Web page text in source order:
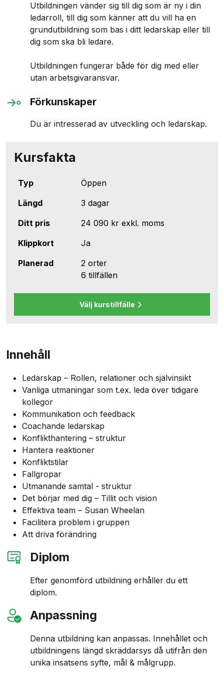
Utbildningen vänder sig till dig som är ny i din
ledarroll, till dig som känner att du vill ha en
grundutbildning som bas i ditt ledarskap eller till
dig som ska bli ledare.
Utbildningen fungerar både för dig med eller
utan arbetsgivaransvar.
Förkunskaper
Du är intresserad av utveckling och ledarskap.
Kursfakta
Typ
Öppen
Längd
3 dagar
Ditt pris
24 090 kr exkl. moms
Klippkort
Ja
Planerad
2 orter
6 tillfällen
Välj kurstillfälle
Innehåll
Ledarskap – Rollen, relationer och självinsikt
Vanliga utmaningar som t.ex. leda över tidigare
kollegor
Kommunikation och feedback
Coachande ledarskap
Konflikthantering – struktur
Hantera reaktioner
Konfliktstilar
Fallgropar
Utmanande samtal - struktur
Det börjar med dig – Tillit och vision
Effektiva team – Susan Wheelan
Facilitera problem i gruppen
Att driva förändring
Diplom
Efter genomförd utbildning erhåller du ett
diplom.
Anpassning
Denna utbildning kan anpassas. Innehållet och
utbildningens längd skräddarsys då utifrån den
unika insatsens syfte, mål & målgrupp.